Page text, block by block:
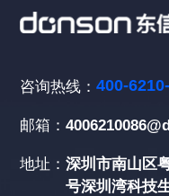
咨询热线：400-
邮箱：
地址：深圳市南山区
号深圳湾科技